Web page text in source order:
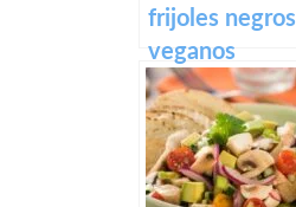
frijoles negros
veganos